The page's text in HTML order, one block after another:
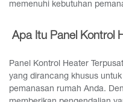
memenuhi kebutuhan
Apa Itu Panel Kontrol
Panel Kontrol Heater
yang dirancang khusus
pemanasan rumah Anda.